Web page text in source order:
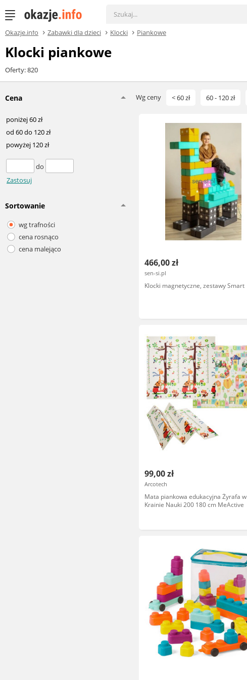
Okazje.info Zabawki dla dzieci Klocki Piankowe
Klocki piankowe
Oferty: 820
Cena
poniżej 60 zł
od 60 do 120 zł
powyżej 120 zł
do
Zastosuj
Sortowanie
wg trafności
cena rosnąco
cena malejąco
Wg ceny < 60 zł 60 - 120 zł
466,00 zł
sen-si.pl
Klocki magnetyczne, zestawy Smart
99,00 zł
Arcotech
Mata piankowa edukacyjna Żyrafa w
Krainie Nauki 200 180 cm MeActive